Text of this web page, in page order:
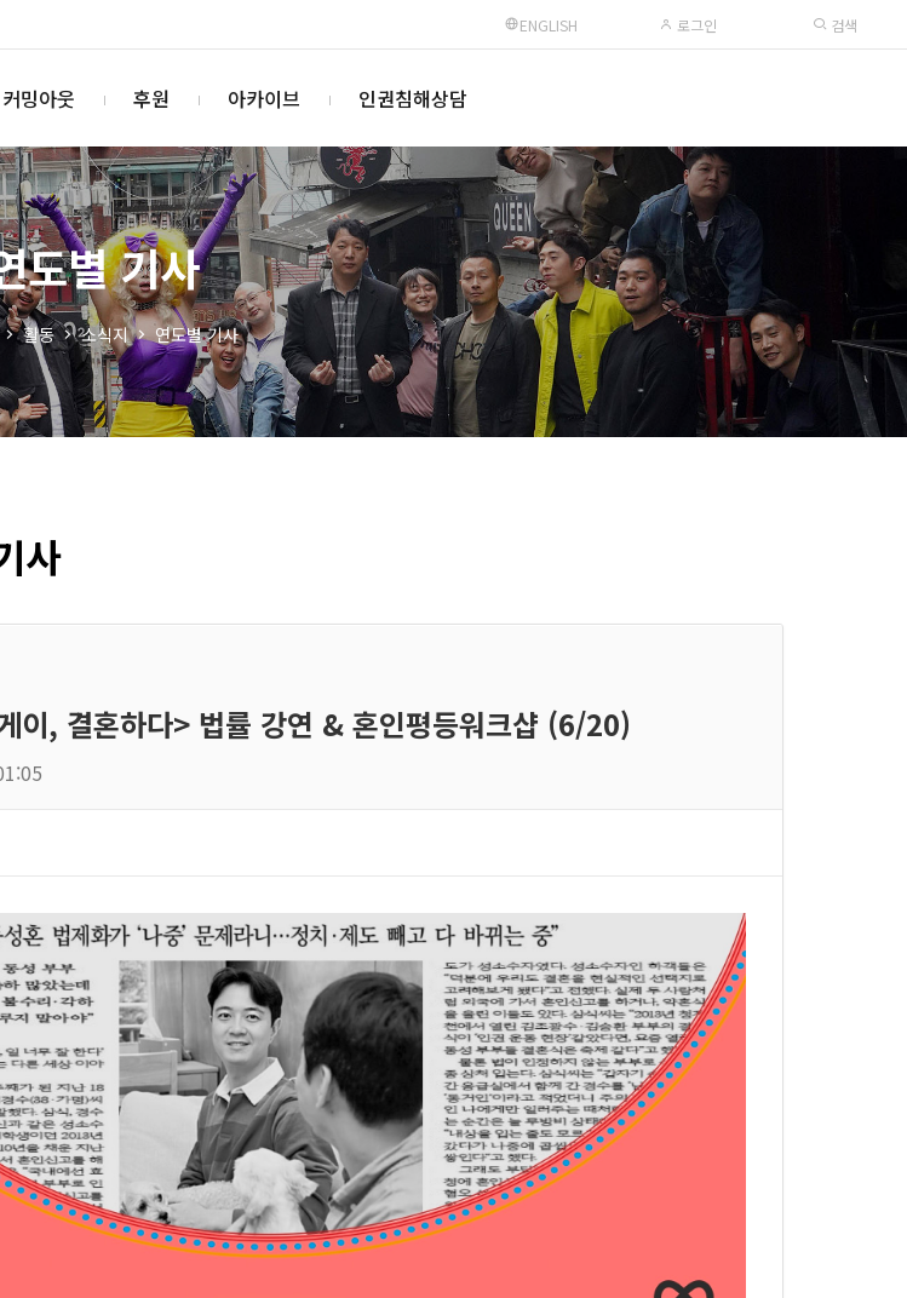
ENGLISH 로그인 검색
커밍아웃 후원 아카이브 인권침해상담
도별 기사
활동 소식지 연도별 기사
사
이, 결혼하다> 법률 강연 & 혼인평등워크샵 (6/20)